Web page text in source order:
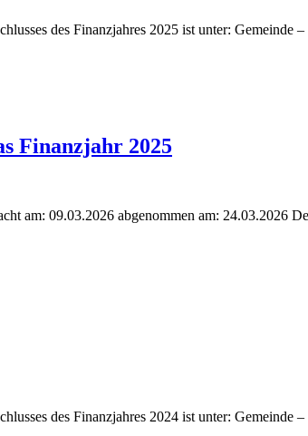
des Finanzjahres 2025 ist unter: Gemeinde
Finanzjahr 2025
am: 09.03.2026 abgenommen am: 24.03.2026
des Finanzjahres 2024 ist unter: Gemeinde